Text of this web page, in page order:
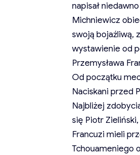
napisał
Michniewicz
swoją bojaźliwą,
wystawienie od
Przemysława
Od początku
Naciskani przed
Najbliżej
się Piotr
Francuzi mieli
Tchouameniego